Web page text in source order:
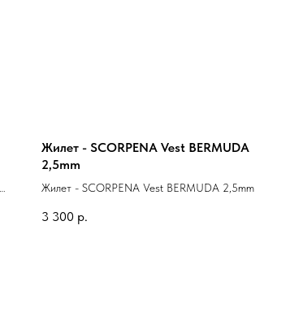
Жилет - SCORPENA Vest BERMUDA
2,5mm
Жилет - SCORPENA Vest BERMUDA 2,5mm
3 300 р.